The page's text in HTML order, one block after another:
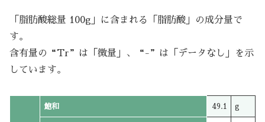
「脂肪酸総量 100g」に含まれる「脂肪酸」の成分量で
す。
含有量の“Tr”は「微量」、“-”は「データなし」を示
しています。
飽和 49.1 g